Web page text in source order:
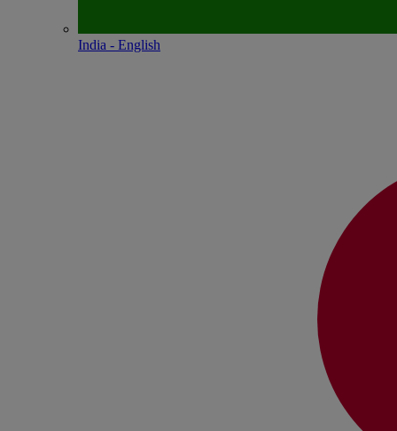
India - English